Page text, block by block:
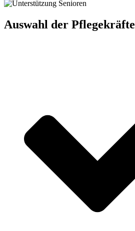
Auswahl der Pflegekräfte